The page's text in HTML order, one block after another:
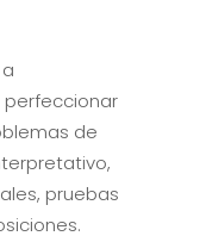
perfeccionar
de
pruebas